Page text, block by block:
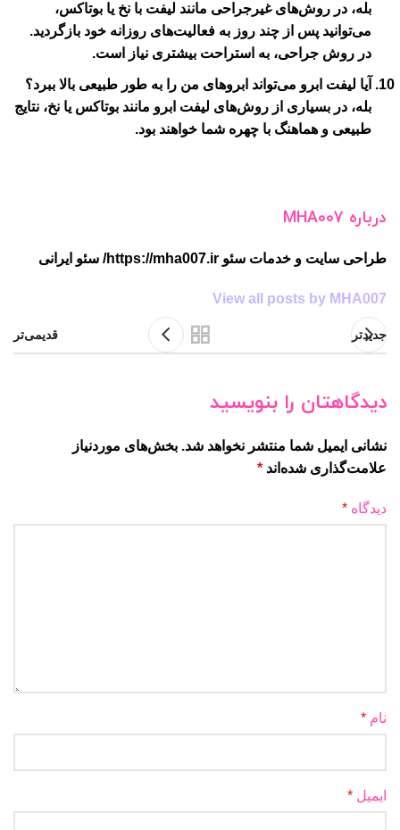
بله، در روش‌های غیرجراحی مانند لیفت با نخ یا بوتاکس،
می‌توانید پس از چند روز به فعالیت‌های روزانه خود بازگردید.
در روش جراحی، به استراحت بیشتری نیاز است.
آیا لیفت ابرو می‌تواند ابروهای من را به طور طبیعی بالا ببرد؟
بله، در بسیاری از روش‌های لیفت ابرو مانند بوتاکس یا نخ، نتایج
طبیعی و هماهنگ با چهره شما خواهند بود.
درباره MHA007
طراحی سایت و خدمات سئو https://mha007.ir/ سئو ایرانی
View all posts by MHA007
جدیدتر قدیمی‌تر
دیدگاهتان را بنویسید
نشانی ایمیل شما منتشر نخواهد شد. بخش‌های موردنیاز
علامت‌گذاری شده‌اند *
دیدگاه *
نام *
ایمیل *